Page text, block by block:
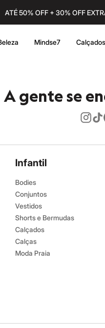
ATÉ 50% OFF + 30% OFF
Mindse7 Calçados
A gente se
Infantil
Bodies
Conjuntos
Vestidos
Shorts e Bermudas
Calçados
Calças
Moda Praia